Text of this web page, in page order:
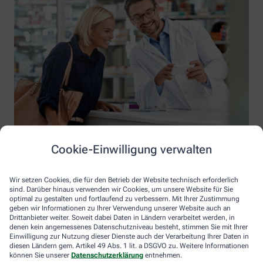
Cookie-Einwilligung verwalten
Wir setzen Cookies, die für den Betrieb der Website technisch erforderlich
sind. Darüber hinaus verwenden wir Cookies, um unsere Website für Sie
optimal zu gestalten und fortlaufend zu verbessern. Mit Ihrer Zustimmung
geben wir Informationen zu Ihrer Verwendung unserer Website auch an
Drittanbieter weiter. Soweit dabei Daten in Ländern verarbeitet werden, in
denen kein angemessenes Datenschutzniveau besteht, stimmen Sie mit Ihrer
Einwilligung zur Nutzung dieser Dienste auch der Verarbeitung Ihrer Daten in
diesen Ländern gem. Artikel 49 Abs. 1 lit. a DSGVO zu. Weitere Informationen
können Sie unserer Datenschutzerklärung entnehmen.
Information der Linden-Apotheke